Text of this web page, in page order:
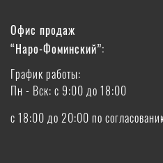
Офис продаж
“Наро-Фоминский”:
График работы:
Пн - Вск: с 9:00 до 18:00
с 18:00 до 20:00 по